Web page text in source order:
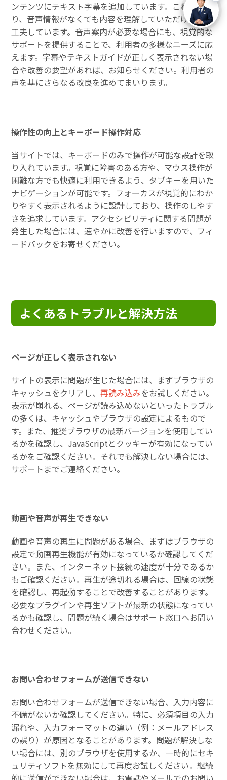
ンテンツにテキスト字幕を追加しています。これによ
り、音声情報がなくても内容を理解していただけるよう
工夫しています。音声案内が必要な場合にも、視覚的な
サポートを提供することで、利用者の多様なニーズに応
えます。字幕やテキストガイドが正しく表示されない場
合や改善の要望があれば、お知らせください。利用者の
声を基にさらなる改良を進めてまいります。
操作性の向上とキーボード操作対応
当サイトでは、キーボードのみで操作が可能な設計を取
り入れています。視覚に障害のある方や、マウス操作が
困難な方でも快適に利用できるよう、タブキーを用いた
ナビゲーションが可能です。フォーカスが視覚的にわか
りやすく表示されるように設計しており、操作のしやす
さを追求しています。アクセシビリティに関する問題が
発生した場合には、速やかに改善を行いますので、フィ
ードバックをお寄せください。
よくあるトラブルと解決方法
ページが正しく表示されない
サイトの表示に問題が生じた場合には、まずブラウザの
キャッシュをクリアし、再読み込みをお試しください。
表示が崩れる、ページが読み込めないといったトラブル
の多くは、キャッシュやブラウザの設定によるもので
す。また、推奨ブラウザの最新バージョンを使用してい
るかを確認し、JavaScriptとクッキーが有効になってい
るかをご確認ください。それでも解決しない場合には、
サポートまでご連絡ください。
動画や音声が再生できない
動画や音声の再生に問題がある場合、まずはブラウザの
設定で動画再生機能が有効になっているか確認してくだ
さい。また、インターネット接続の速度が十分であるか
もご確認ください。再生が途切れる場合は、回線の状態
を確認し、再起動することで改善することがあります。
必要なプラグインや再生ソフトが最新の状態になってい
るかも確認し、問題が続く場合はサポート窓口へお問い
合わせください。
お問い合わせフォームが送信できない
お問い合わせフォームが送信できない場合、入力内容に
不備がないか確認してください。特に、必須項目の入力
漏れや、入力フォーマットの違い（例：メールアドレス
の誤り）が原因となることがあります。問題が解決しな
い場合には、別のブラウザを使用するか、一時的にセキ
ュリティソフトを無効にして再度お試しください。継続